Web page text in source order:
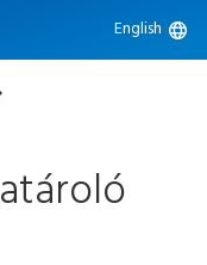
English language